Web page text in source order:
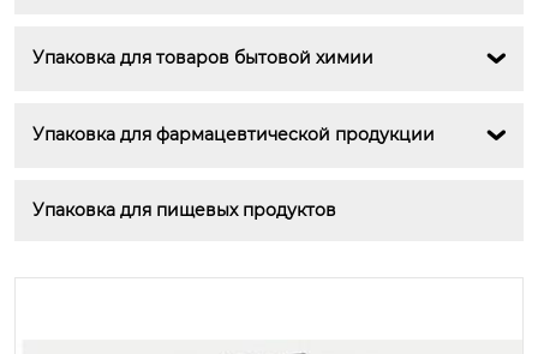
Упаковка для товаров бытовой химии 
Упаковка для фармацевтической продукции 
Упаковка для пищевых продуктов